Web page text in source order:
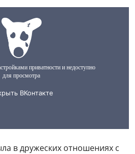
в дружеских отношениях с